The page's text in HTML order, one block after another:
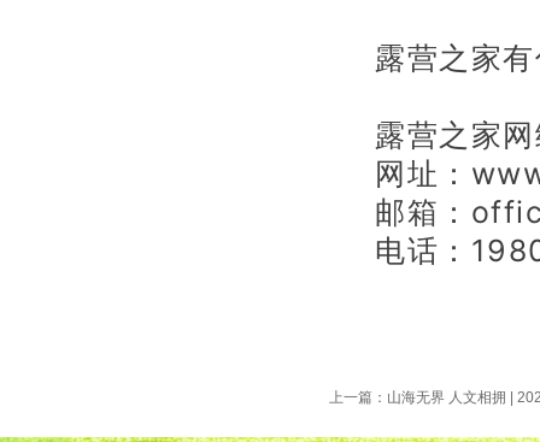
露营之家
露营之家
网址：
邮箱：
电话：
上一篇：山海无界 人文相拥 |